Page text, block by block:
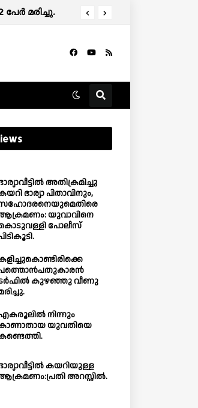
മരിച്ചു.
അതിക്രമിച്ചു
ഭാര്യാ പിതാവിനും,
യുവാവിനെ
പോലീസ്
കുഴഞ്ഞു വീണു
നിന്നും
യുവതിയെ
കയറിയുള്ള
അറസ്റ്റിൽ.